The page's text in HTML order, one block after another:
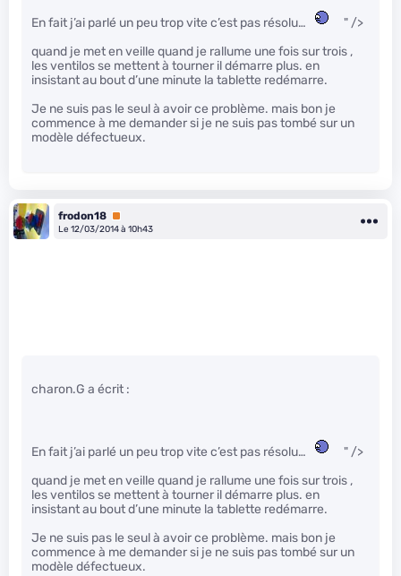
En fait j’ai parlé un peu trop vite c’est pas résolu…
" />
quand je met en veille quand je rallume une fois sur trois ,
les ventilos se mettent à tourner il démarre plus. en
insistant au bout d’une minute la tablette redémarre.
Je ne suis pas le seul à avoir ce problème. mais bon je
commence à me demander si je ne suis pas tombé sur un
modèle défectueux.
frodon18 Premium
Le 12/03/2014 à 10h43
charon.G a écrit :
En fait j’ai parlé un peu trop vite c’est pas résolu…
" />
quand je met en veille quand je rallume une fois sur trois ,
les ventilos se mettent à tourner il démarre plus. en
insistant au bout d’une minute la tablette redémarre.
Je ne suis pas le seul à avoir ce problème. mais bon je
commence à me demander si je ne suis pas tombé sur un
modèle défectueux.